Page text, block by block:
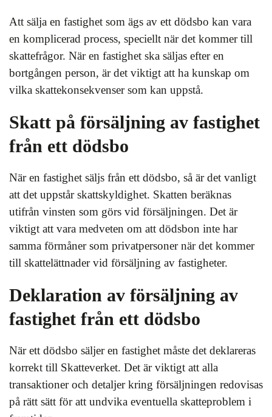
Att sälja en fastighet som ägs av ett dödsbo kan vara
en komplicerad process, speciellt när det kommer till
skattefrågor. När en fastighet ska säljas efter en
bortgången person, är det viktigt att ha kunskap om
vilka skattekonsekvenser som kan uppstå.
Skatt på försäljning av fastighet
från ett dödsbo
När en fastighet säljs från ett dödsbo, så är det vanligt
att det uppstår skattskyldighet. Skatten beräknas
utifrån vinsten som görs vid försäljningen. Det är
viktigt att vara medveten om att dödsbon inte har
samma förmåner som privatpersoner när det kommer
till skattelättnader vid försäljning av fastigheter.
Deklaration av försäljning av
fastighet från ett dödsbo
När ett dödsbo säljer en fastighet måste det deklareras
korrekt till Skatteverket. Det är viktigt att alla
transaktioner och detaljer kring försäljningen redovisas
på rätt sätt för att undvika eventuella skatteproblem i